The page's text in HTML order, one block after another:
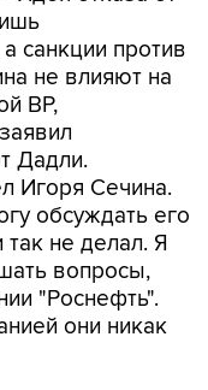
санкции против
не влияют на
BP,
Дадли.
Игоря Сечина.
обсуждать его
не делал. Я
вопросы,
"Роснефть".
они никак